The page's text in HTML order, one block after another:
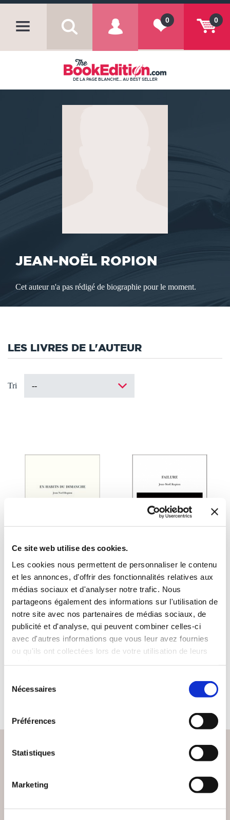
Ce site web utilise des cookies.
Les cookies nous permettent de personnaliser le contenu
et les annonces, d'offrir des fonctionnalités relatives aux
médias sociaux et d'analyser notre trafic. Nous
partageons également des informations sur l'utilisation de
notre site avec nos partenaires de médias sociaux, de
publicité et d'analyse, qui peuvent combiner celles-ci
avec d'autres informations que vous leur avez fournies
ou qu'ils ont collectées lors de votre utilisation de leurs
Nécessaires
Préférences
Statistiques
Marketing
0
0
DE LA PAGE BLANCHE... AU BEST SELLER
JEAN-NOËL ROPION
Cet auteur n'a pas rédigé de biographie pour le moment.
LES LIVRES DE L'AUTEUR
Tri
(0 avis)
Jean-Noël Ropion
EN HABITS DU
DIMANCHE
(0 avis)
Jean-Noël Ropion